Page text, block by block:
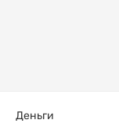
Деньги